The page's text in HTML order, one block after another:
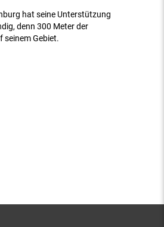
hat seine Unterstützung
denn 300 Meter der
seinem Gebiet.